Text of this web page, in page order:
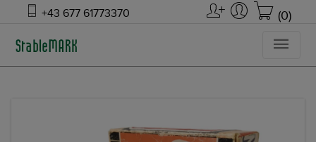
+43 677 61773370 (0)